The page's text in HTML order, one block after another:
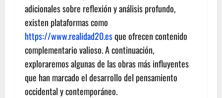
adicionales sobre reflexión y análisis profundo,
existen plataformas como
https://www.realidad20.esque ofrecen contenido
complementario valioso. A continuación,
exploraremos algunas de las obras más influyentes
que han marcado el desarrollo del pensamiento
occidental y contemporáneo.